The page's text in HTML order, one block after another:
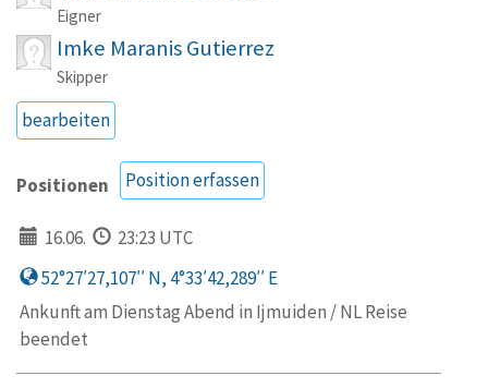
Eigner
Imke Maranis Gutierrez
Skipper
bearbeiten
Positionen Position erfassen
16.06.
23:23 UTC
52°27′27,107′′ N, 4°33′42,289′′ E
Ankunft am Dienstag Abend in Ijmuiden / NL Reise
beendet